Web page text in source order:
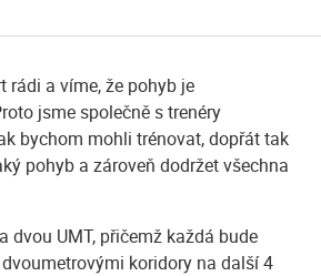
rádi a víme, že pohyb je
jsme společně s trenéry
bychom mohli trénovat, dopřát tak
pohyb a zároveň dodržet všechna
dvou UMT, přičemž každá bude
koridory na další 4